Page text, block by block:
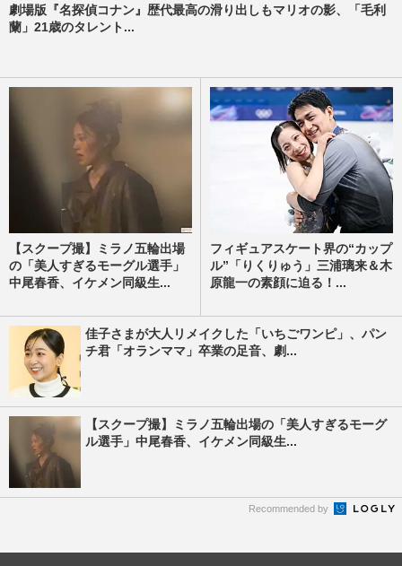
劇場版『名探偵コナン』歴代最高の滑り出しもマリオの影、「毛利
蘭」21歳のタレント...
【スクープ撮】ミラノ五輪出場
の「美人すぎるモーグル選手」
中尾春香、イケメン同級生...
フィギュアスケート界の“カップ
ル”「りくりゅう」三浦璃来＆木
原龍一の素顔に迫る！...
佳子さまが大人リメイクした「いちごワンピ」、パン
チ君「オランママ」卒業の足音、劇...
【スクープ撮】ミラノ五輪出場の「美人すぎるモーグ
ル選手」中尾春香、イケメン同級生...
Recommended by